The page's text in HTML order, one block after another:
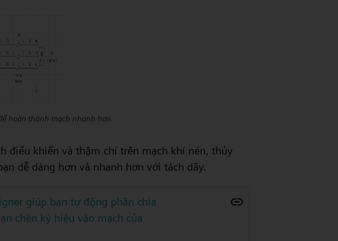
hoàn thành mạch nhanh hơn
điều khiển và thậm chí trên mạch khí nén, thủy
dễ dàng hơn và nhanh hơn với tách dây.
giúp bạn tự động phân chia
chèn ký hiệu vào mạch của